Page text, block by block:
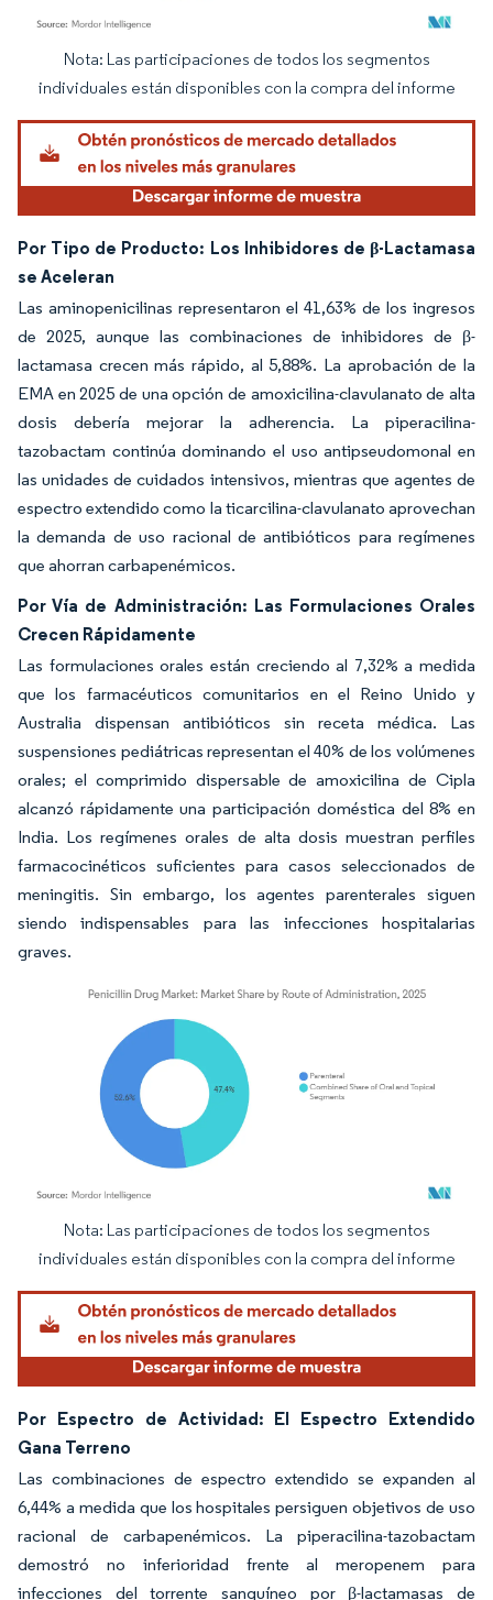
Imagen © Mordor Intelligence. El uso requiere atribución según CC BY 4.0.
Nota: Las participaciones de todos los segmentos
individuales están disponibles con la compra del informe
Por Tipo de Producto: Los Inhibidores de β-Lactamasa
se Aceleran
Las aminopenicilinas representaron el 41,63% de los ingresos
de 2025, aunque las combinaciones de inhibidores de β-
lactamasa crecen más rápido, al 5,88%. La aprobación de la
EMA en 2025 de una opción de amoxicilina-clavulanato de alta
dosis debería mejorar la adherencia. La piperacilina-
tazobactam continúa dominando el uso antipseudomonal en
las unidades de cuidados intensivos, mientras que agentes de
espectro extendido como la ticarcilina-clavulanato aprovechan
la demanda de uso racional de antibióticos para regímenes
que ahorran carbapenémicos.
Por Vía de Administración: Las Formulaciones Orales
Crecen Rápidamente
Las formulaciones orales están creciendo al 7,32% a medida
que los farmacéuticos comunitarios en el Reino Unido y
Australia dispensan antibióticos sin receta médica. Las
suspensiones pediátricas representan el 40% de los volúmenes
orales; el comprimido dispersable de amoxicilina de Cipla
alcanzó rápidamente una participación doméstica del 8% en
India. Los regímenes orales de alta dosis muestran perfiles
farmacocinéticos suficientes para casos seleccionados de
meningitis. Sin embargo, los agentes parenterales siguen
siendo indispensables para las infecciones hospitalarias
graves.
Imagen © Mordor Intelligence. El uso requiere atribución según CC BY 4.0.
Nota: Las participaciones de todos los segmentos
individuales están disponibles con la compra del informe
Por Espectro de Actividad: El Espectro Extendido
Gana Terreno
Las combinaciones de espectro extendido se expanden al
6,44% a medida que los hospitales persiguen objetivos de uso
racional de carbapenémicos. La piperacilina-tazobactam
demostró no inferioridad frente al meropenem para
infecciones del torrente sanguíneo por β-lactamasas de